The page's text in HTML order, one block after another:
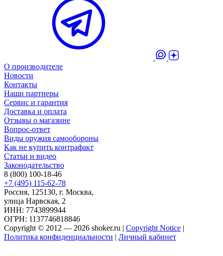
О производителе
Новости
Контакты
Наши партнеры
Сервис и гарантия
Доставка и оплата
Отзывы о магазине
Вопрос-ответ
Виды оружия самообороны
Как не купить контрафакт
Статьи и видео
Законодательство
8 (800) 100-18-46
+7 (495) 115-62-78
Россия, 125130, г. Москва,
улица Нарвская, 2
ИНН: 7743899944
ОГРН: 1137746818846
Copyright © 2012 — 2026 shoker.ru | Copyright Notice |
Политика конфиденциальности | Личный кабинет